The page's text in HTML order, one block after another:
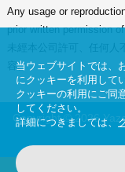
Any usage or
prior written permission
未經本公司許可、任何
容。
Copyright © 2026
当ウェブサイトでは、
にクッキーを利用して
クッキーの利用にご同
してください。
詳細につきましては、